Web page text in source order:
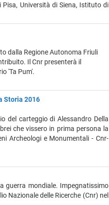
Università di Siena, Istituto di
dalla Regione Autonoma Friuli
Il Cnr presenterà il
'Ta Pum'.
Storia 2016
del carteggio di Alessandro Della
che vissero in prima persona la
Archeologi e Monumentali - Cnr-
guerra mondiale. Impegnatissimo
Nazionale delle Ricerche (Cnr) nel